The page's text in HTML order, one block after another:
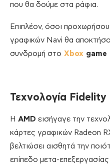
που θα δούμε στα ράφια.
Επιπλέον, όσοι
γραφικών Navi θα
συνδρομή στο Xbox game
Τεχνολογία Fidelity
Η AMD εισήγαγε την
κάρτες γραφικών Radeon
βελτιώσει αισθητά την
επίπεδο μετα-